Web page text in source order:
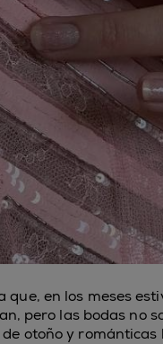
que, en los meses
pero las bodas no
otoño y